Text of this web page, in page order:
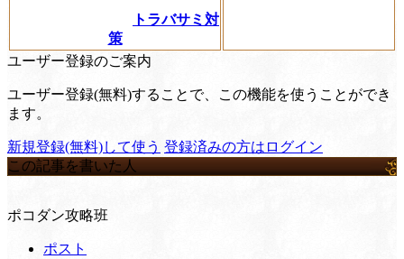
トラバサミ対
策
ユーザー登録のご案内
ユーザー登録(無料)することで、この機能を使うことができ
ます。
新規登録(無料)して使う 登録済みの方はログイン
この記事を書いた人
ポコダン攻略班
ポスト